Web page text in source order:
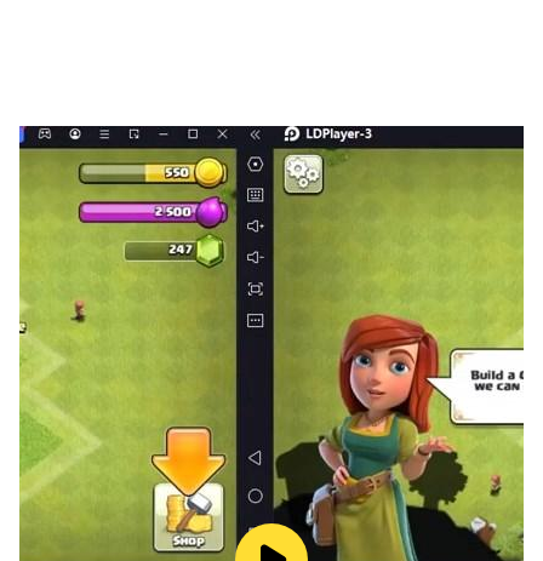
도 점점 성장하여 더 강력한 모험자가 될 것입니다.
당신만의 모험 전설을 시작하세요
이것은 당신만의 모험 세계이며, 여기서 당신만의 전설을 쓸
유명한 탐험가가 되든, 부유한 상인이 되든, 존경받는 선장
이 되든, 모든 것이 가능합니다.
지금, 함께 돛을 올려 끝없는 모험의 세계를 탐험해 봅시다!